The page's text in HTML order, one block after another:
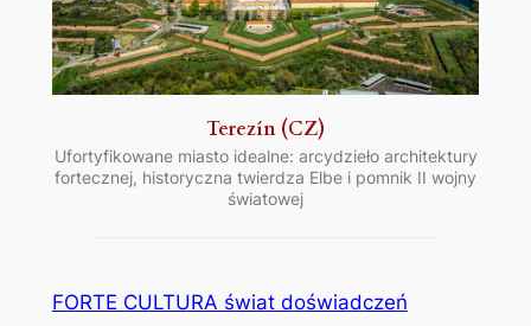
Terezín (CZ)